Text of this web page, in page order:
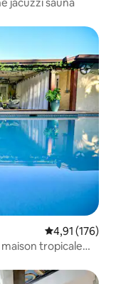
Évaluation
4,91 (176)
tropicale